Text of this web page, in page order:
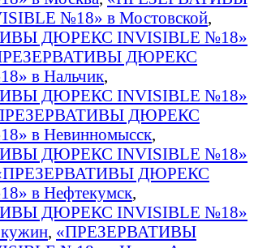
№18» в Мостовской,
ДЮРЕКС INVISIBLE №18»
ДЮРЕКС
в Нальчик,
ДЮРЕКС INVISIBLE №18»
ДЮРЕКС
в Невинномысск,
ДЮРЕКС INVISIBLE №18»
ДЮРЕКС
в Нефтекумск,
ДЮРЕКС INVISIBLE №18»
, «ПРЕЗЕРВАТИВЫ